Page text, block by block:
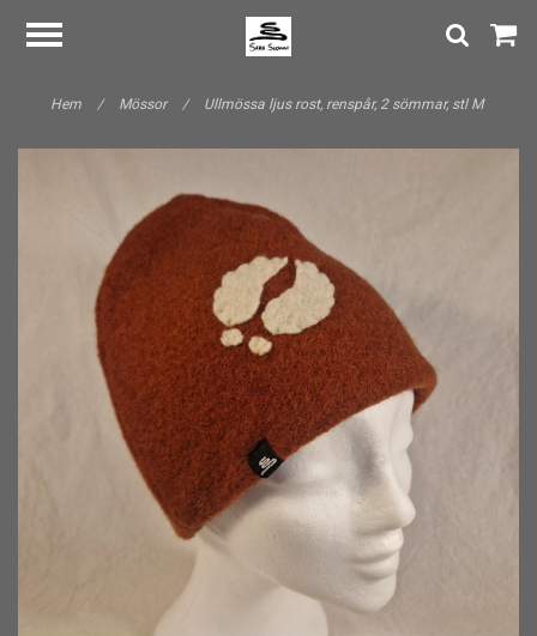
Hem / Mössor / Ullmössa ljus rost, renspår, 2 sömmar, stl M